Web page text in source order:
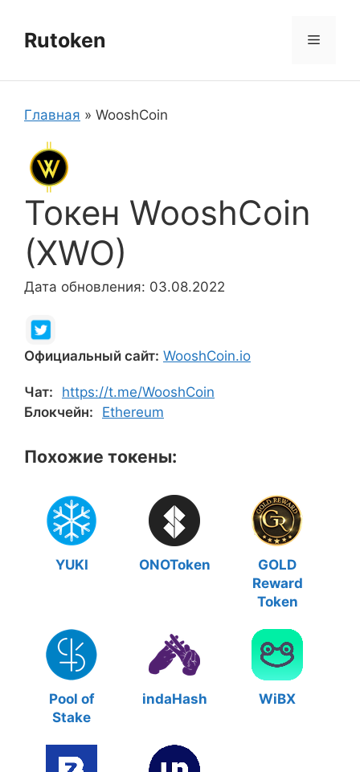
содержимому
Rutoken Меню
Главная » WooshCoin
Токен WooshCoin
(XWO)
Дата обновления: 03.08.2022
Официальный сайт: WooshCoin.io
Чат:
https://t.me/WooshCoin
Блокчейн:
Ethereum
Похожие токены:
YUKI ONOToken
GOLD
Reward
Token
Pool of
Stake
indaHash WiBX